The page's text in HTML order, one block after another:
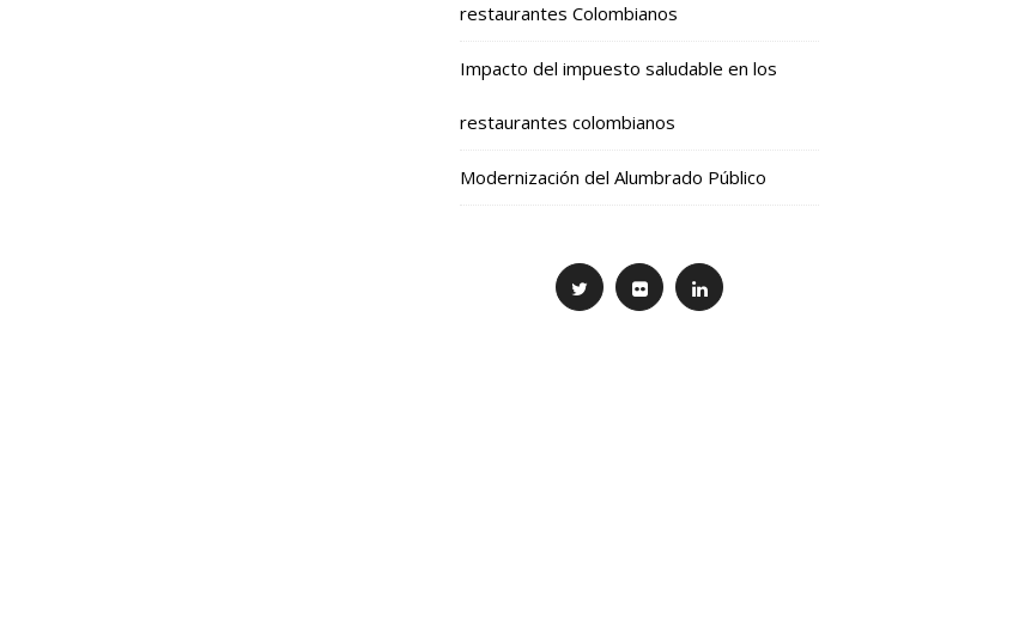
restaurantes Colombianos
Impacto del impuesto saludable en los
restaurantes colombianos
Modernización del Alumbrado Público